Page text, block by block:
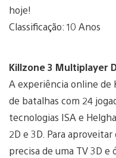
hoje!
Classificação: 10 Anos
Killzone 3 Multiplayer
A experiência online de
de batalhas com 24
tecnologias ISA e
2D e 3D. Para
precisa de uma TV 3D e